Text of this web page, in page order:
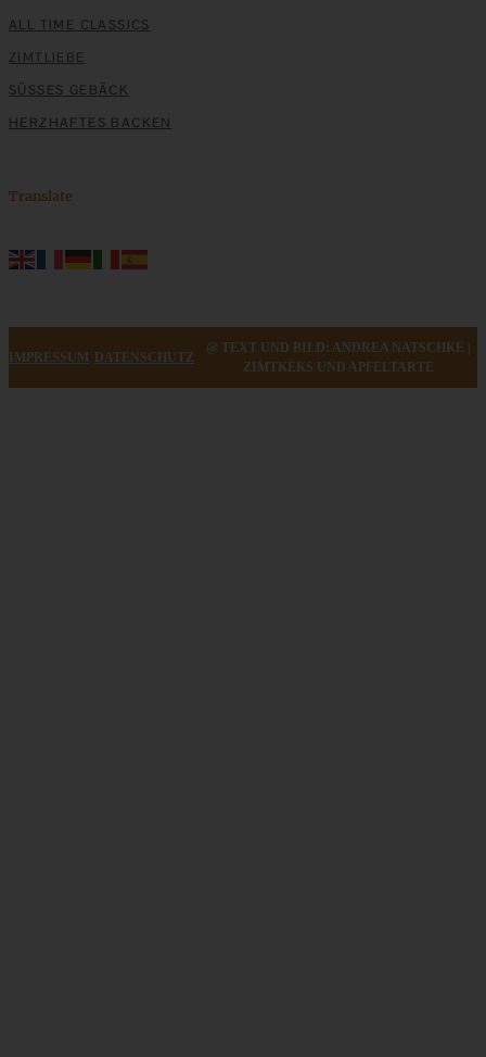
ALL TIME CLASSICS
ZIMTLIEBE
SÜSSES GEBÄCK
HERZHAFTES BACKEN
Translate
IMPRESSUM DATENSCHUTZ
@ TEXT UND BILD: ANDREA NATSCHKE |
ZIMTKEKS UND APFELTARTE